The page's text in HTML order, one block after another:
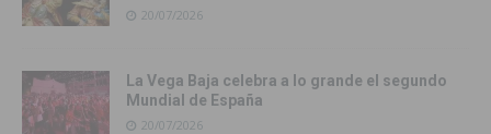
20/07/2026
La Vega Baja celebra a lo grande el segundo
Mundial de España
20/07/2026